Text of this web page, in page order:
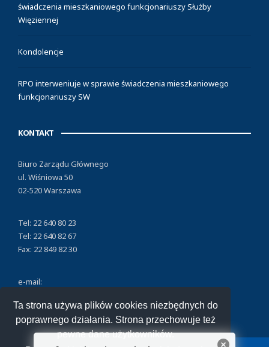
Ta strona używa plików cookies niezbędnych do
poprawnego działania. Strona przechowuje też
pewne dane użytkowników.
świadczenia mieszkaniowego funkcjonariuszy Służby
Więziennej
Kondolencje
RPO interweniuje w sprawie świadczenia mieszkaniowego
funkcjonariuszy SW
KONTAKT
Biuro Zarządu Głównego
ul. Wiśniowa 50
02-520 Warszawa
Tel: 22 640 80 23
Tel: 22 640 82 67
Fax: 22 849 82 30
e-mail: